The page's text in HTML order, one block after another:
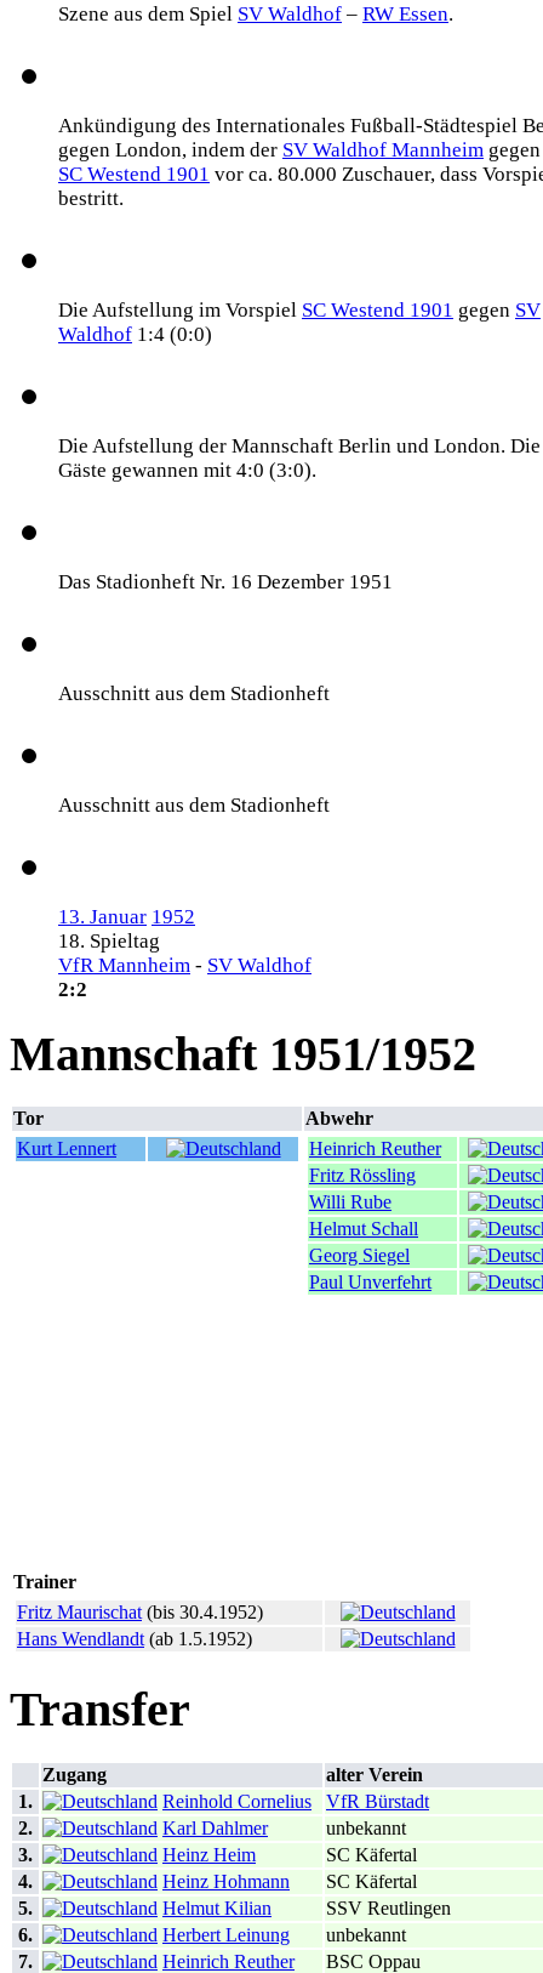
Szene aus dem Spiel SV Waldhof – RW Essen.
Ankündigung des Internationales Fußball-Städtespiel
gegen London, indem der SV Waldhof Mannheim
SC Westend 1901 vor ca. 80.000 Zuschauer, dass
bestritt.
Die Aufstellung im Vorspiel SC Westend 1901 gegen SV
Waldhof 1:4 (0:0)
Die Aufstellung der Mannschaft Berlin und London. Die
Gäste gewannen mit 4:0 (3:0).
Das Stadionheft Nr. 16 Dezember 1951
Ausschnitt aus dem Stadionheft
Ausschnitt aus dem Stadionheft
13. Januar 1952
18. Spieltag
VfR Mannheim - SV Waldhof
2:2
Mannschaft 1951/1952
Tor
Abwehr
Kurt Lennert
Heinrich Reuther
Fritz Rössling
Willi Rube
Helmut Schall
Georg Siegel
Paul Unverfehrt
Trainer
Fritz Maurischat (bis 30.4.1952)
Hans Wendlandt (ab 1.5.1952)
Transfer
Zugang
alter Verein
1.
Reinhold Cornelius
VfR Bürstadt
2.
Karl Dahlmer
unbekannt
3.
Heinz Heim
SC Käfertal
4.
Heinz Hohmann
SC Käfertal
5.
Helmut Kilian
SSV Reutlingen
6.
Herbert Leinung
unbekannt
7.
Heinrich Reuther
BSC Oppau